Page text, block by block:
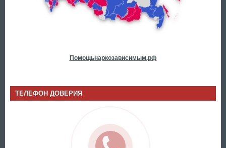
Помощьнаркозависимым.рф
ТЕЛЕФОН ДОВЕРИЯ